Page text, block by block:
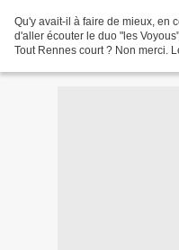
Qu'y avait-il à faire de mieux, en
d'aller écouter le duo "les
Tout Rennes court ? Non merci.